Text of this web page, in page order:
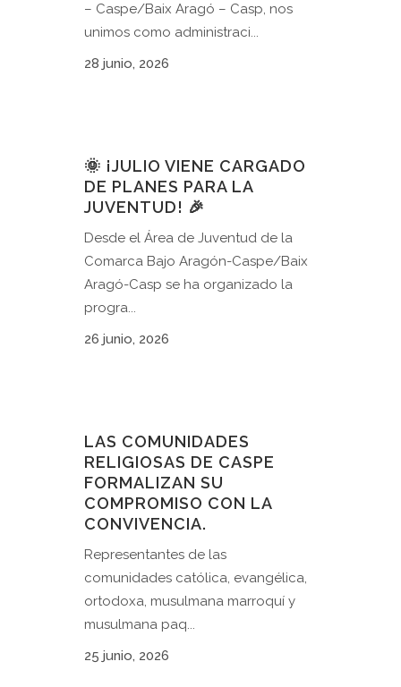
– Caspe/Baix Aragó – Casp, nos
unimos como administraci...
28 junio, 2026
🌞 ¡JULIO VIENE CARGADO
DE PLANES PARA LA
JUVENTUD! 🎉
Desde el Área de Juventud de la
Comarca Bajo Aragón-Caspe/Baix
Aragó-Casp se ha organizado la
progra...
26 junio, 2026
LAS COMUNIDADES
RELIGIOSAS DE CASPE
FORMALIZAN SU
COMPROMISO CON LA
CONVIVENCIA.
Representantes de las
comunidades católica, evangélica,
ortodoxa, musulmana marroquí y
musulmana paq...
25 junio, 2026